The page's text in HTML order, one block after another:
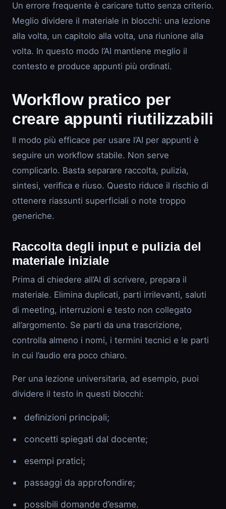
Un errore frequente è caricare tutto senza criterio.
Meglio dividere il materiale in blocchi: una lezione
alla volta, un capitolo alla volta, una riunione alla
volta. In questo modo l’AI mantiene meglio il
contesto e produce appunti più ordinati.
Workflow pratico per
creare appunti riutilizzabili
Il modo più efficace per usare l’AI per appunti è
seguire un workflow stabile. Non serve
complicarlo. Basta separare raccolta, pulizia,
sintesi, verifica e riuso. Questo riduce il rischio di
ottenere riassunti superficiali o note troppo
generiche.
Raccolta degli input e pulizia del
materiale iniziale
Prima di chiedere all’AI di scrivere, prepara il
materiale. Elimina duplicati, parti irrilevanti, saluti
di meeting, interruzioni e testo non collegato
all’argomento. Se parti da una trascrizione,
controlla almeno i nomi, i termini tecnici e le parti
in cui l’audio era poco chiaro.
Per una lezione universitaria, ad esempio, puoi
dividere il testo in questi blocchi:
definizioni principali;
concetti spiegati dal docente;
esempi pratici;
passaggi da approfondire;
possibili domande d’esame.